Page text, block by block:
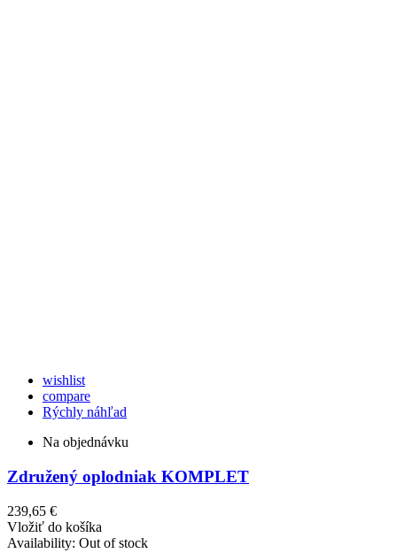
wishlist
compare
Rýchly náhľad
Na objednávku
Združený oplodniak KOMPLET
239,65 €
Vložiť do košíka
Availability: Out of stock